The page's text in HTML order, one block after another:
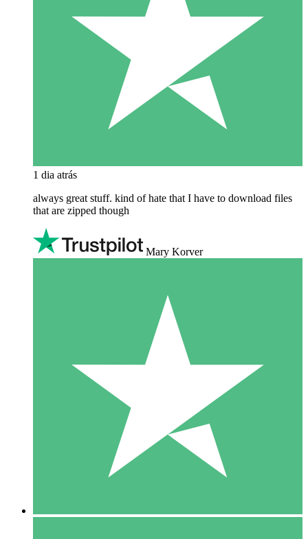
1 dia atrás
always great stuff. kind of hate that I have to download files
that are zipped though
Mary Korver